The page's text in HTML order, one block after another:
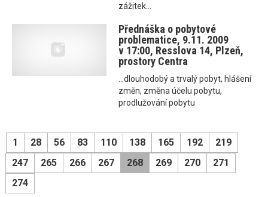
zážitek...
Přednáška o pobytové
problematice, 9.11. 2009
v 17:00, Resslova 14, Plzeň,
prostory Centra
...dlouhodobý a trvalý pobyt, hlášení
změn, změna účelu pobytu,
prodlužování pobytu
1 28 56 83 110 138 165 192
219
247
265 266 267 268 269 270
271
274